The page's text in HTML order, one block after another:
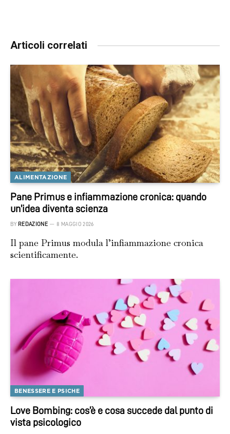
Articoli correlati
ALIMENTAZIONE
Pane Primus e infiammazione cronica: quando
un’idea diventa scienza
BY REDAZIONE 8 MAGGIO 2026
Il pane Primus modula l’infiammazione cronica
scientificamente.
BENESSERE E PSICHE
Love Bombing: cos’è e cosa succede dal punto di
vista psicologico